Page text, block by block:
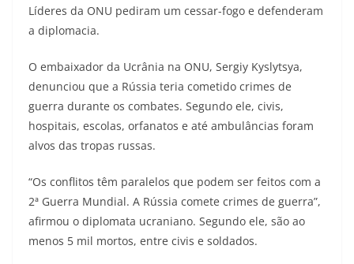
Líderes da ONU pediram um cessar-fogo e defenderam
a diplomacia.
O embaixador da Ucrânia na ONU, Sergiy Kyslytsya,
denunciou que a Rússia teria cometido crimes de
guerra durante os combates. Segundo ele, civis,
hospitais, escolas, orfanatos e até ambulâncias foram
alvos das tropas russas.
“Os conflitos têm paralelos que podem ser feitos com a
2ª Guerra Mundial. A Rússia comete crimes de guerra”,
afirmou o diplomata ucraniano. Segundo ele, são ao
menos 5 mil mortos, entre civis e soldados.